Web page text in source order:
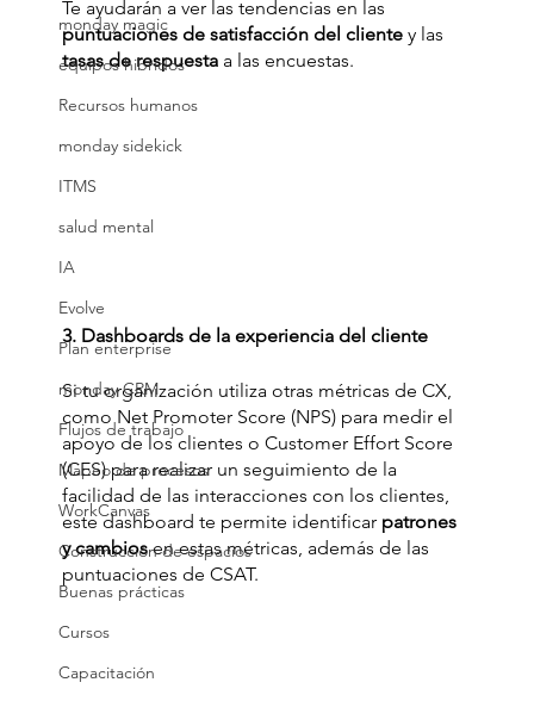
monday magic
equipos hibridos
Recursos humanos
monday sidekick
ITMS
salud mental
IA
Evolve
Plan enterprise
monday CRM
Flujos de trabajo
Mapeo de procesos
WorkCanvas
Construcción de espacios
Buenas prácticas
Cursos
Capacitación
Te ayudarán a ver las tendencias en las
puntuaciones de satisfacción del cliente y las
tasas de respuesta a las encuestas.
3. Dashboards de la experiencia del cliente
Si tu organización utiliza otras métricas de CX,
como Net Promoter Score (NPS) para medir el
apoyo de los clientes o Customer Effort Score
(CES) para realizar un seguimiento de la
facilidad de las interacciones con los clientes,
este dashboard te permite identificar patrones
y cambios en estas métricas, además de las
puntuaciones de CSAT.